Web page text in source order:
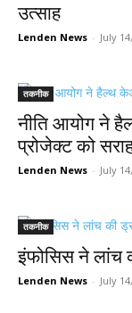
उत्साह
Lenden News - July
तकनीक
नीति आयोग ने
प्रोजेक्ट को
Lenden News - July
तकनीक
इंफोसिस ने लांच
Lenden News - July